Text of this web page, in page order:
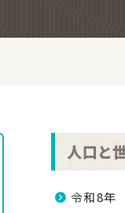
人口と
令和8年